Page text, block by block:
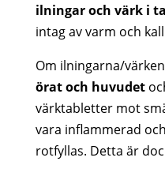
ilningar och värk i
intag av varm och
Om ilningarna/
örat och huvudet
värktabletter mot
vara inflammerad
rotfyllas. Detta är